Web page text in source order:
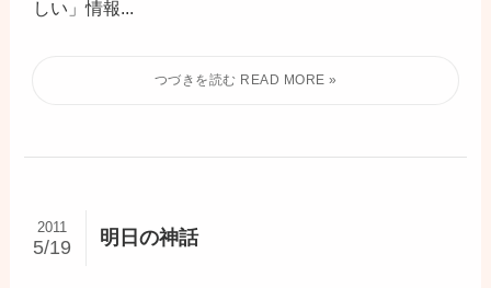
しい」情報...
明日の神話
2011
5/19